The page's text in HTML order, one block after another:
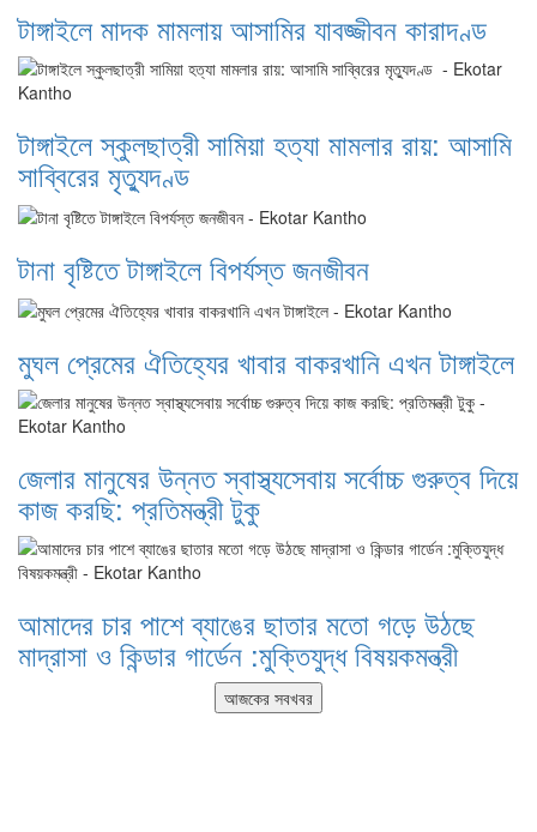
টাঙ্গাইলে মাদক মামলায় আসামির যাবজ্জীবন কারাদণ্ড
টাঙ্গাইলে স্কুলছাত্রী সামিয়া হত্যা মামলার রায়: আসামি
সাব্বিরের মৃত্যুদণ্ড
টানা বৃষ্টিতে টাঙ্গাইলে বিপর্যস্ত জনজীবন
মুঘল প্রেমের ঐতিহ্যের খাবার বাকরখানি এখন টাঙ্গাইলে
জেলার মানুষের উন্নত স্বাস্থ্যসেবায় সর্বোচ্চ গুরুত্ব দিয়ে
কাজ করছি: প্রতিমন্ত্রী টুকু
আমাদের চার পাশে ব্যাঙের ছাতার মতো গড়ে উঠছে
মাদ্রাসা ও কিন্ডার গার্ডেন :মুক্তিযুদ্ধ বিষয়কমন্ত্রী